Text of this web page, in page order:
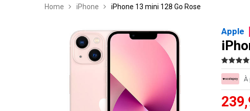
Home iPhone iPhone 13 mini 128 Go Rose
Apple
À